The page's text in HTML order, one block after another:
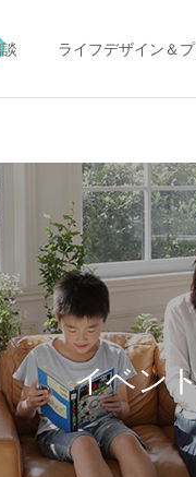
ライフデザイン＆
で家
な感じ？
ラ
「未来
れる！ ＜私の「考え方」を
ガラ
ン＆
イベン